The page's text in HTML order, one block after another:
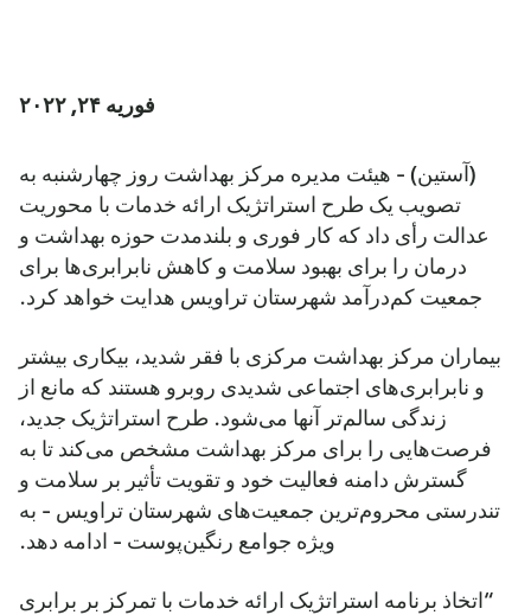
فوریه ۲۴, ۲۰۲۲
(آستین) - هیئت مدیره مرکز بهداشت روز چهارشنبه به
تصویب یک طرح استراتژیک ارائه خدمات با محوریت
عدالت رأی داد که کار فوری و بلندمدت حوزه بهداشت و
درمان را برای بهبود سلامت و کاهش نابرابری‌ها برای
جمعیت کم‌درآمد شهرستان تراویس هدایت خواهد کرد.
بیماران مرکز بهداشت مرکزی با فقر شدید، بیکاری بیشتر
و نابرابری‌های اجتماعی شدیدی روبرو هستند که مانع از
زندگی سالم‌تر آنها می‌شود. طرح استراتژیک جدید،
فرصت‌هایی را برای مرکز بهداشت مشخص می‌کند تا به
گسترش دامنه فعالیت خود و تقویت تأثیر بر سلامت و
تندرستی محروم‌ترین جمعیت‌های شهرستان تراویس - به
ویژه جوامع رنگین‌پوست - ادامه دهد.
“اتخاذ برنامه استراتژیک ارائه خدمات با تمرکز بر برابری